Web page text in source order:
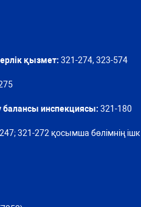
қызмет: 321-274, 323-574
инспекциясы: 321-180
321-272 қосымша бөлімнің ішкі